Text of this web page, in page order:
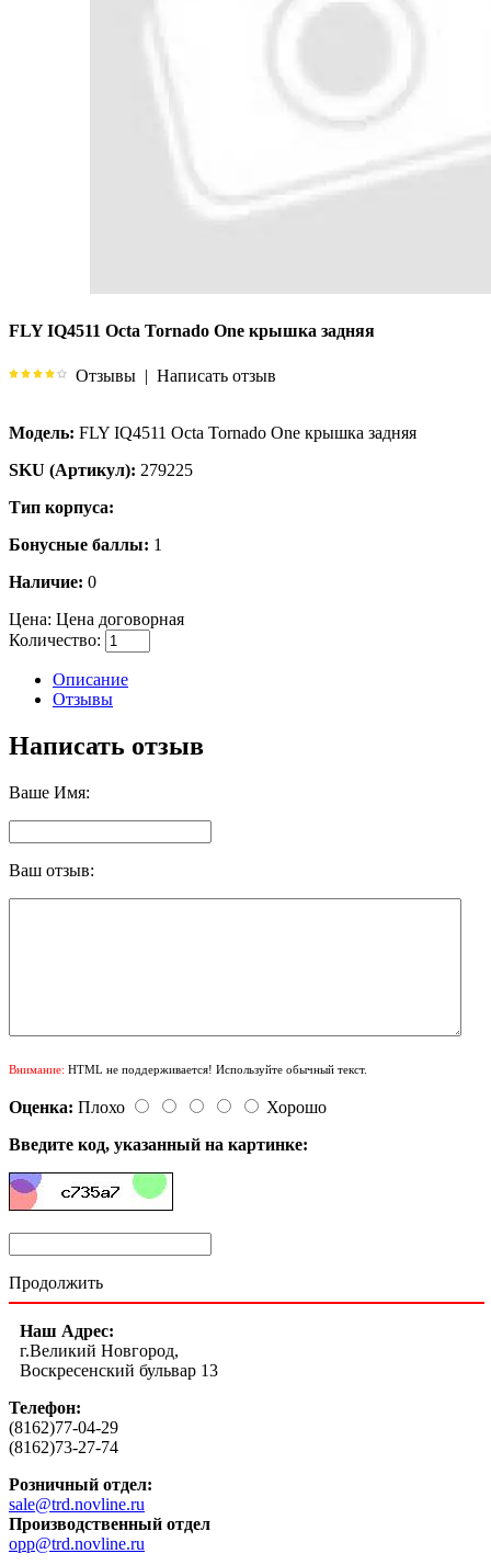
FLY IQ4511 Octa Tornado One крышка задняя
Отзывы | Написать отзыв
Модель: FLY IQ4511 Octa Tornado One крышка задняя
SKU (Артикул): 279225
Тип корпуса:
Бонусные баллы: 1
Наличие: 0
Цена: Цена договорная
Количество:
Описание
Отзывы
Написать отзыв
Ваше Имя:
Ваш отзыв:
Внимание: HTML не поддерживается! Используйте обычный текст.
Оценка: Плохо
Хорошо
Введите код, указанный на картинке:
Продолжить
Наш Адрес:
г.Великий Новгород,
Воскресенский бульвар 13
Телефон:
(8162)77-04-29
(8162)73-27-74
Розничный отдел:
sale@trd.novline.ru
Производственный отдел
opp@trd.novline.ru